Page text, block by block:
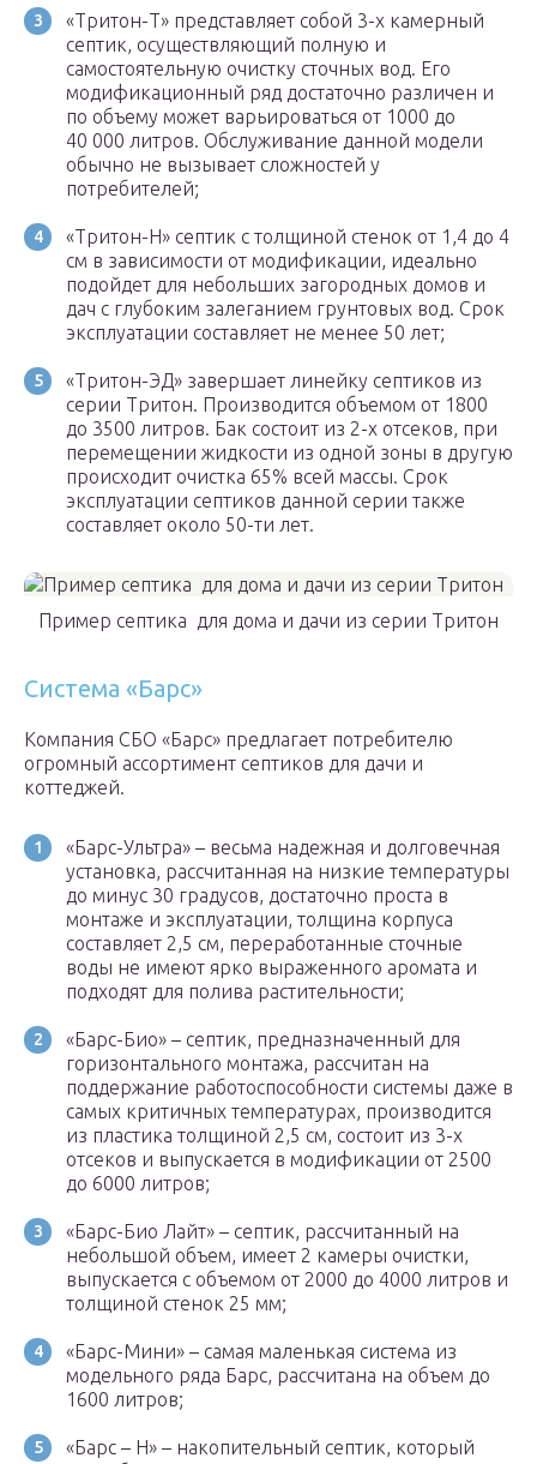
«Тритон-Т» представляет собой 3-х камерный
септик, осуществляющий полную и
самостоятельную очистку сточных вод. Его
модификационный ряд достаточно различен и
по объему может варьироваться от 1000 до
40 000 литров. Обслуживание данной модели
обычно не вызывает сложностей у
потребителей;
«Тритон-Н» септик с толщиной стенок от 1,4 до 4
см в зависимости от модификации, идеально
подойдет для небольших загородных домов и
дач с глубоким залеганием грунтовых вод. Срок
эксплуатации составляет не менее 50 лет;
«Тритон-ЭД» завершает линейку септиков из
серии Тритон. Производится объемом от 1800
до 3500 литров. Бак состоит из 2-х отсеков, при
перемещении жидкости из одной зоны в другую
происходит очистка 65% всей массы. Срок
эксплуатации септиков данной серии также
составляет около 50-ти лет.
Пример септика для дома и дачи из серии Тритон
Система «Барс»
Компания СБО «Барс» предлагает потребителю
огромный ассортимент септиков для дачи и
коттеджей.
«Барс-Ультра» – весьма надежная и долговечная
установка, рассчитанная на низкие температуры
до минус 30 градусов, достаточно проста в
монтаже и эксплуатации, толщина корпуса
составляет 2,5 см, переработанные сточные
воды не имеют ярко выраженного аромата и
подходят для полива растительности;
«Барс-Био» – септик, предназначенный для
горизонтального монтажа, рассчитан на
поддержание работоспособности системы даже в
самых критичных температурах, производится
из пластика толщиной 2,5 см, состоит из 3-х
отсеков и выпускается в модификации от 2500
до 6000 литров;
«Барс-Био Лайт» – септик, рассчитанный на
небольшой объем, имеет 2 камеры очистки,
выпускается с объемом от 2000 до 4000 литров и
толщиной стенок 25 мм;
«Барс-Мини» – самая маленькая система из
модельного ряда Барс, рассчитана на объем до
1600 литров;
«Барс – Н» – накопительный септик, который